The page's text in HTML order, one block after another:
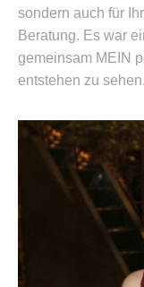
sondern auch für
Beratung. Es war
gemeinsam MEIN
entstehen zu sehen.